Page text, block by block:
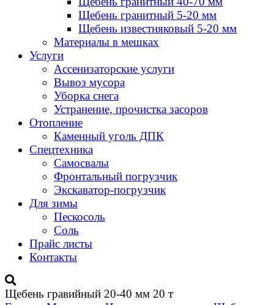
Щебень гранитный 5-20 мм
Щебень известняковый 5-20 мм
Материалы в мешках
Услуги
Ассенизаторские услуги
Вывоз мусора
Уборка снега
Устранение, прочистка засоров
Отопление
Каменный уголь ДПК
Спецтехника
Самосвалы
Фронтальный погрузчик
Экскаватор-погрузчик
Для зимы
Пескосоль
Соль
Прайс листы
Контакты
Щебень гравийный 20-40 мм 20 т